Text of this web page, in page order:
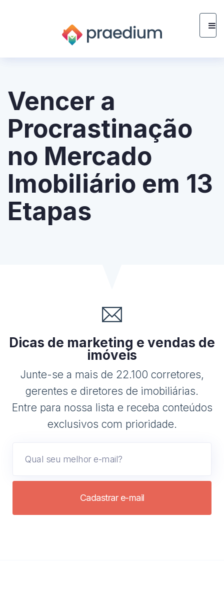
Vencer a
Procrastinação
no Mercado
Imobiliário em 13
Etapas
Dicas de marketing e vendas de
imóveis
Junte-se a mais de 22.100 corretores,
gerentes e diretores de imobiliárias.
Entre para nossa lista e receba conteúdos
exclusivos com prioridade.
Cadastrar e-mail